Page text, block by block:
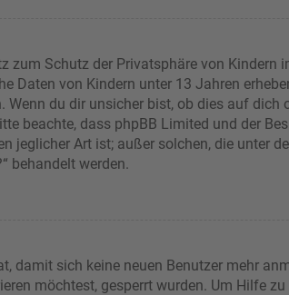
zum Schutz der Privatsphäre von Kindern
Daten von Kindern unter 13 Jahren
du dir unsicher bist, ob dies auf dich
beachte, dass phpBB Limited und der
Art ist; außer solchen, die unter
behandelt werden.
damit sich keine neuen Benutzer mehr
möchtest, gesperrt wurden. Um Hilfe